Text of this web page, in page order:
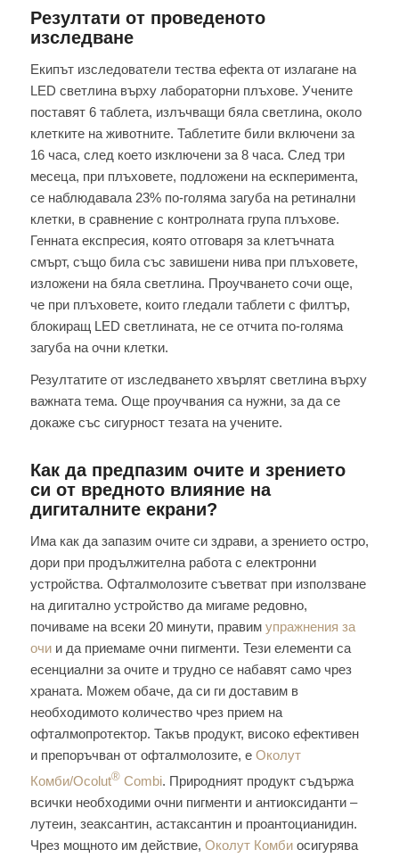
Резултати от проведеното
изследване
Екипът изследователи тества ефекта от излагане на
LED светлина върху лабораторни плъхове. Учените
поставят 6 таблета, излъчващи бяла светлина, около
клетките на животните. Таблетите били включени за
16 часа, след което изключени за 8 часа. След три
месеца, при плъховете, подложени на ескперимента,
се наблюдавала 23% по-голяма загуба на ретинални
клетки, в сравнение с контролната група плъхове.
Генната експресия, която отговаря за клетъчната
смърт, също била със завишени нива при плъховете,
изложени на бяла светлина. Проучването сочи още,
че при плъховете, които гледали таблети с филтър,
блокиращ LED светлината, не се отчита по-голяма
загуба на очни клетки.
Резултатите от изследването хвърлят светлина върху
важната тема. Още проучвания са нужни, за да се
докаже със сигурност тезата на учените.
Как да предпазим очите и зрението
си от вредното влияние на
дигиталните екрани?
Има как да запазим очите си здрави, а зрението остро,
дори при продължителна работа с електронни
устройства. Офталмолозите съветват при използване
на дигитално устройство да мигаме редовно,
почиваме на всеки 20 минути, правим упражнения за
очии да приемаме очни пигменти. Тези елементи са
есенциални за очите и трудно се набавят само чрез
храната. Можем обаче, да си ги доставим в
необходимото количество чрез прием на
офталмопротектор. Такъв продукт, високо ефективен
и препоръчван от офталмолозите, е Околут
Комби/Ocolut®Combi. Природният продукт съдържа
всички необходими очни пигменти и антиоксиданти –
лутеин, зеаксантин, астаксантин и проантоцианидин.
Чрез мощното им действие, Околут Комбиосигурява